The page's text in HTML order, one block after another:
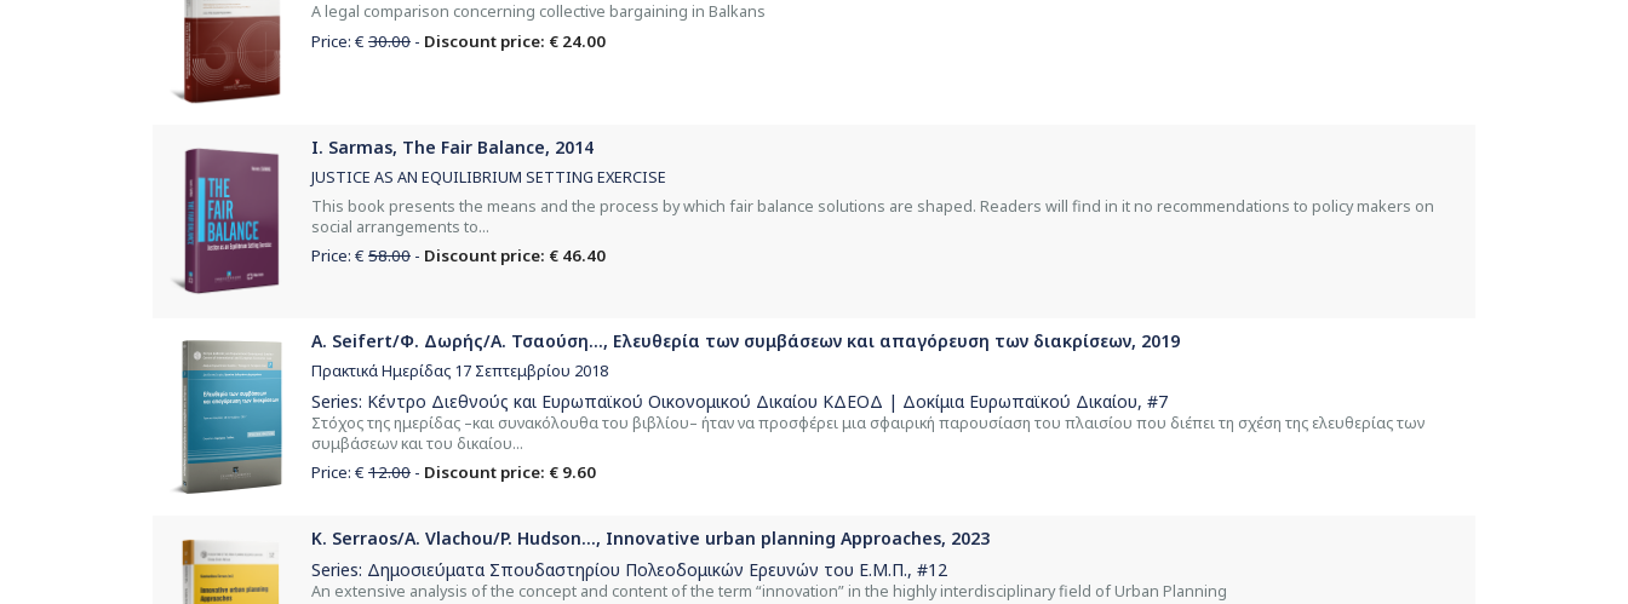
A legal comparison concerning collective bargaining in Balkans
Price: € 30.00 - Discount price: € 24.00
I. Sarmas, The Fair Balance, 2014
JUSTICE AS AN EQUILIBRIUM SETTING EXERCISE
This book presents the means and the process by which fair balance solutions are shaped. Readers will find in it no recommendations to policy makers on
social arrangements to...
Price: € 58.00 - Discount price: € 46.40
A. Seifert/Φ. Δωρής/Α. Τσαούση..., Ελευθερία των συμβάσεων και απαγόρευση των διακρίσεων, 2019
Πρακτικά Ημερίδας 17 Σεπτεμβρίου 2018
Series: Κέντρο Διεθνούς και Ευρωπαϊκού Οικονομικού Δικαίου ΚΔΕΟΔ | Δοκίμια Ευρωπαϊκού Δικαίου, #7
Στόχος της ημερίδας –και συνακόλουθα του βιβλίου– ήταν να προσφέρει μια σφαιρική παρουσίαση του πλαισίου που διέπει τη σχέση της ελευθερίας των
συμβάσεων και του δικαίου...
Price: € 12.00 - Discount price: € 9.60
K. Serraos/A. Vlachou/P. Hudson..., Innovative urban planning Approaches, 2023
Series: Δημοσιεύματα Σπουδαστηρίου Πολεοδομικών Ερευνών του Ε.Μ.Π., #12
Αn extensive analysis of the concept and content of the term “innovation” in the highly interdisciplinary field of Urban Planning